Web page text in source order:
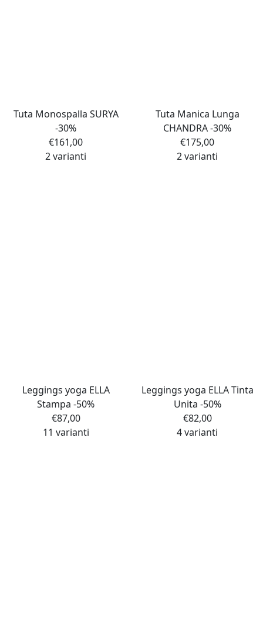
Tuta Monospalla SURYA
-30%
2 varianti
€161,00
Tuta Manica Lunga
CHANDRA -30%
2 varianti
€175,00
Leggings yoga ELLA
Stampa -50%
11 varianti
€87,00
Leggings yoga ELLA Tinta
Unita -50%
4 varianti
€82,00